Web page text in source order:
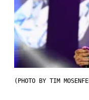
(PHOTO BY TIM